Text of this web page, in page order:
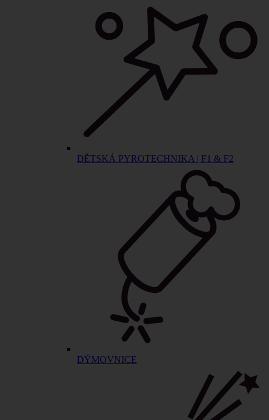
DĚTSKÁ PYROTECHNIKA | F1 & F2
DÝMOVNICE